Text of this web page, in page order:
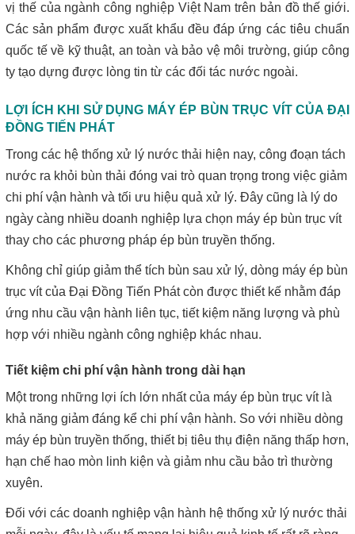
vị thế của ngành công nghiệp Việt Nam trên bản đồ thế giới.
Các sản phẩm được xuất khẩu đều đáp ứng các tiêu chuẩn
quốc tế về kỹ thuật, an toàn và bảo vệ môi trường, giúp công
ty tạo dựng được lòng tin từ các đối tác nước ngoài.
LỢI ÍCH KHI SỬ DỤNG MÁY ÉP BÙN TRỤC VÍT CỦA ĐẠI
ĐỒNG TIẾN PHÁT
Trong các hệ thống xử lý nước thải hiện nay, công đoạn tách
nước ra khỏi bùn thải đóng vai trò quan trọng trong việc giảm
chi phí vận hành và tối ưu hiệu quả xử lý. Đây cũng là lý do
ngày càng nhiều doanh nghiệp lựa chọn máy ép bùn trục vít
thay cho các phương pháp ép bùn truyền thống.
Không chỉ giúp giảm thể tích bùn sau xử lý, dòng máy ép bùn
trục vít của Đại Đồng Tiến Phát còn được thiết kế nhằm đáp
ứng nhu cầu vận hành liên tục, tiết kiệm năng lượng và phù
hợp với nhiều ngành công nghiệp khác nhau.
Tiết kiệm chi phí vận hành trong dài hạn
Một trong những lợi ích lớn nhất của máy ép bùn trục vít là
khả năng giảm đáng kể chi phí vận hành. So với nhiều dòng
máy ép bùn truyền thống, thiết bị tiêu thụ điện năng thấp hơn,
hạn chế hao mòn linh kiện và giảm nhu cầu bảo trì thường
xuyên.
Đối với các doanh nghiệp vận hành hệ thống xử lý nước thải